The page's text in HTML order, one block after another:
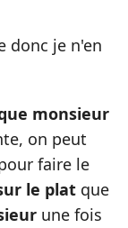
donc je n'en
monsieur
on peut
faire le
le plat que
une fois